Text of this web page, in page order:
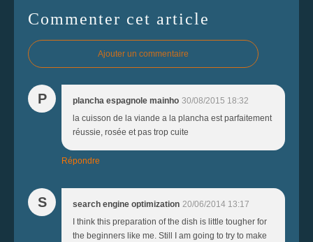
Commenter cet article
Ajouter un commentaire
P plancha espagnole mainho 30/08/2015 18:32
la cuisson de la viande a la plancha est parfaitement
réussie, rosée et pas trop cuite
Répondre
S search engine optimization 20/06/2014 13:17
I think this preparation of the dish is little tougher for
the beginners like me. Still I am going to try to make